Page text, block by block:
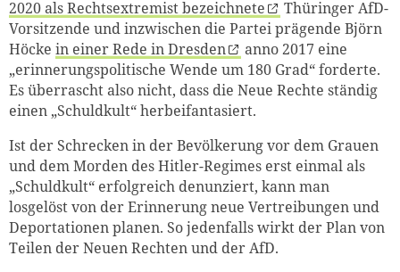
2020 als Rechtsextremist bezeichnete
Thüringer AfD-
Vorsitzende und inzwischen die Partei prägende Björn
Höcke in einer Rede in Dresden
anno 2017 eine
„erinnerungspolitische Wende um 180 Grad“ forderte.
Es überrascht also nicht, dass die Neue Rechte ständig
einen „Schuldkult“ herbeifantasiert.
Ist der Schrecken in der Bevölkerung vor dem Grauen
und dem Morden des Hitler-Regimes erst einmal als
„Schuldkult“ erfolgreich denunziert, kann man
losgelöst von der Erinnerung neue Vertreibungen und
Deportationen planen. So jedenfalls wirkt der Plan von
Teilen der Neuen Rechten und der AfD.